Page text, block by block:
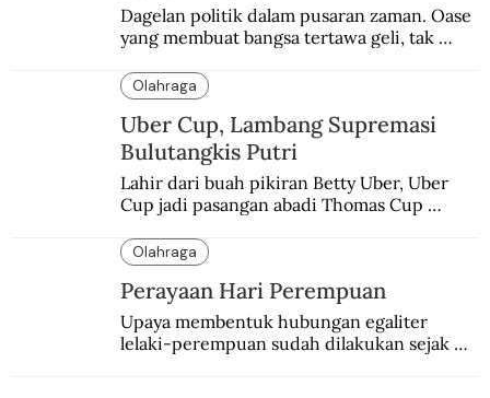
Dagelan politik dalam pusaran zaman. Oase
yang membuat bangsa tertawa geli, tak
Olahraga
Uber Cup, Lambang Supremasi
Bulutangkis Putri
Lahir dari buah pikiran Betty Uber, Uber
Cup jadi pasangan abadi Thomas Cup
Olahraga
Perayaan Hari Perempuan
Upaya membentuk hubungan egaliter
lelaki-perempuan sudah dilakukan sejak